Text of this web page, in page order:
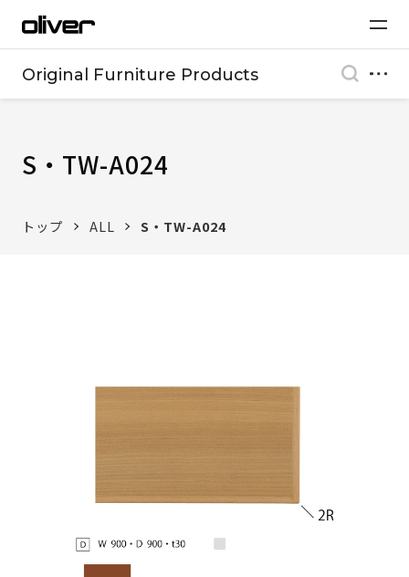
Original Furniture Products
S・TW-A024
トップ ALL S・TW-A024